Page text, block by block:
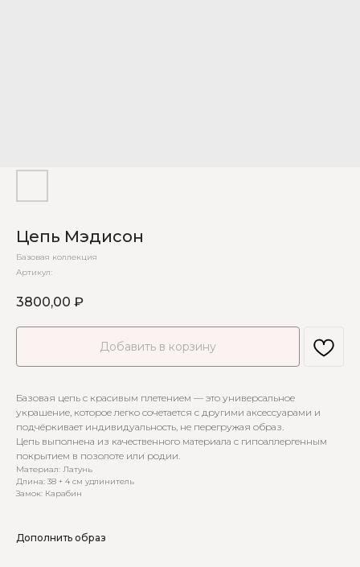
Цепь Мэдисон
Базовая коллекция
Артикул:
3800,00 ₽
Добавить в корзину
Базовая цепь с красивым плетением — это универсальное
украшение, которое легко сочетается с другими аксессуарами и
подчёркивает индивидуальность, не перегружая образ.
Цепь выполнена из качественного материала с гипоаллергенным
покрытием в позолоте или родии.
Материал: Латунь
Длина: 38 + 4 см удлинитель
Замок: Карабин
Дополнить образ